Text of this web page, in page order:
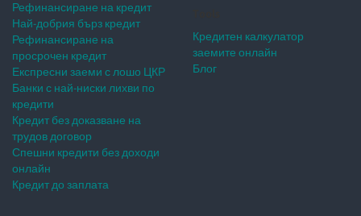
Рефинансиране на кредит
Най-добрия бърз кредит
Рефинансиране на
просрочен кредит
Експресни заеми с лошо ЦКР
Банки с най-ниски лихви по
кредити
Кредит без доказване на
трудов договор
Спешни кредити без доходи
онлайн
Кредит до заплата
Кредитен калкулатор
заемите онлайн
Блог